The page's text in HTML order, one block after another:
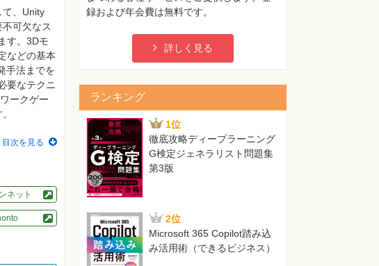
て、Unity
可欠なス
す。3Dモ
などの基本
手法までを
要なテクニ
ークゲー
目次を見る
ネット
録および年会費は無料です。
詳しく見る
ランキング
1位
徹底攻略ディープラーニング
G検定ジェネラリスト問題集
第3版
2位
Microsoft 365 Copilot踏み込
み活用術（できるビジネス）